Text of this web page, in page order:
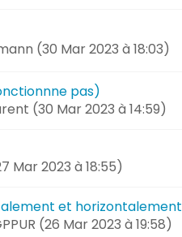
(30 Mar 2023 à 18:03)
pas)
(30 Mar 2023 à 14:59)
Mar 2023 à 18:55)
et horizontalement
(26 Mar 2023 à 19:58)